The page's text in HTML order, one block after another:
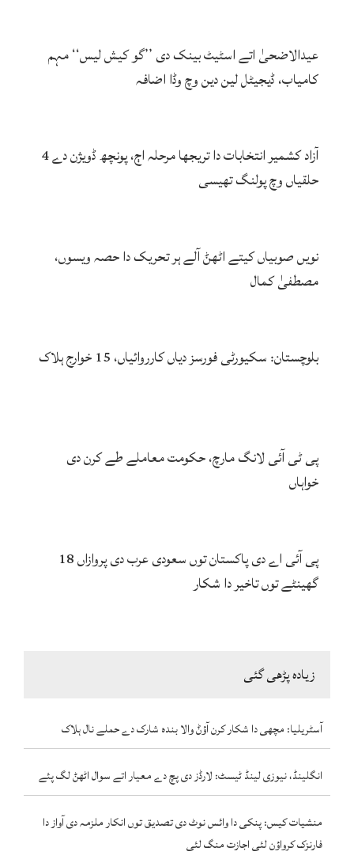
عیدالاضحیٰ اتے اسٹیٹ بینک دی ’’گو کیش لیس‘‘ مہم
کامیاب، ڈیجیٹل لین دین وچ وڈا اضافہ
آزاد کشمیر انتخابات دا تریجھا مرحلہ اڄ، پونچھ ڈویژن دے 4
حلقیاں وچ پولنگ تھیسی
نویں صوبیاں کیتے اٹھݨ آلے ہر تحریک دا حصہ ویسوں،
مصطفیٰ کمال
بلوچستان: سکیورٹی فورسز دیاں کارروائیاں، 15 خوارج ہلاک
پی ٹی آئی لانگ مارچ، حکومت معاملے طے کرن دی
خواہاں
پی آئی اے دی پاکستان توں سعودی عرب دی پروازاں 18
گھینٹے توں تاخیر دا شکار
زیادہ پڑھی گئی
آسٹریلیا: مچھی دا شکار کرن آؤݨ والا بندہ شارک دے حملے نال ہلاک
انگلینڈ، نیوزی لینڈ ٹیسٹ: لارڈز دی پچ دے معیار اتے سوال اٹھݨ لگ پئے
منشیات کیس: پنکی دا وائس نوٹ دی تصدیق توں انکار ملزمہ دی آواز دا
فارنزک کرواؤن لئی اجازت منگ لئی